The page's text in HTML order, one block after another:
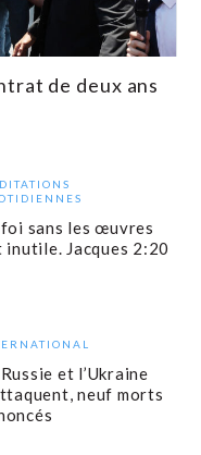
de deux ans
sans les œuvres
inutile. Jacques 2:20
et l’Ukraine
neuf morts